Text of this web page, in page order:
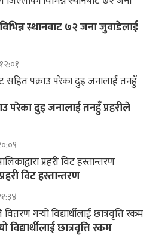
स्थानबाट ७२ जना जुवाडेलाई
परेका दुइ जनालाई तनहुँ प्रहरीले
विट हस्तान्तरण
छात्रवृत्ति रकम